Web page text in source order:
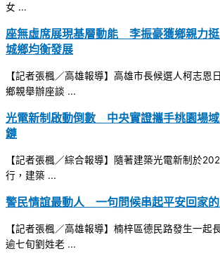
女 ...
座無虛席展現基層動能 李振豪獲鄉親力
城鄉均衡發展
【記者張楓／高雄報導】高雄市長候選人柯志恩
鄉親舉辦座談 ...
光電新制啟動倒數 中央實證攜手桃園場
鏈
【記者張楓／綜合報導】隨著建築光電新制於
行，建築 ...
警民情誼最動人 一句問候串起平安回家
【記者張楓／高雄報導】楠梓區德民路發生一起
逾七旬劉姓老 ...